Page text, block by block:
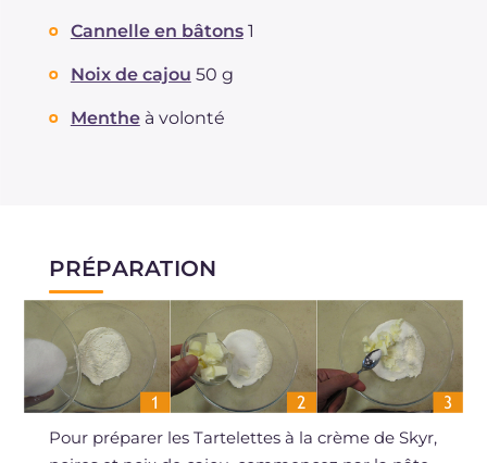
Cannelle en bâtons 1
Noix de cajou 50 g
Menthe à volonté
PRÉPARATION
Pour préparer les Tartelettes à la crème de Skyr,